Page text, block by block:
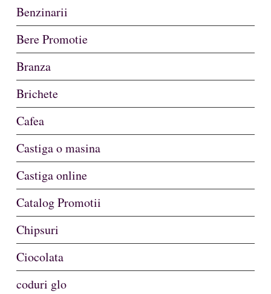
Benzinarii
Bere Promotie
Branza
Brichete
Cafea
Castiga o masina
Castiga online
Catalog Promotii
Chipsuri
Ciocolata
coduri glo